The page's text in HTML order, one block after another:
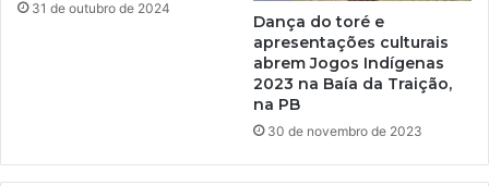
31 de outubro de 2024
Dança do toré e
apresentações culturais
abrem Jogos Indígenas
2023 na Baía da Traição,
na PB
30 de novembro de 2023